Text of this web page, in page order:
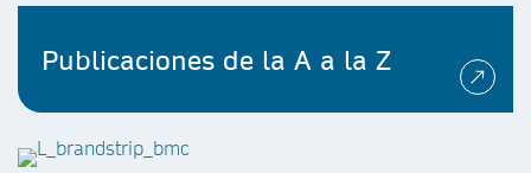
Publicaciones de la A a la Z